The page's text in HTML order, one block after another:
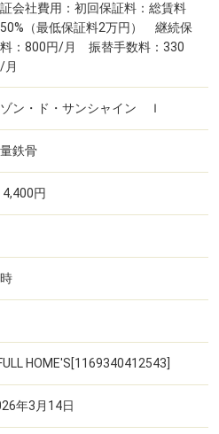
会社費用：初回保証料：総賃料
（最低保証料2万円） 継続保
：800円/月 振替手数料：330
月
ゾン・ド・サンシャイン Ｉ
鉄骨
4,400円
HOME'S[1169340412543]
年3月14日